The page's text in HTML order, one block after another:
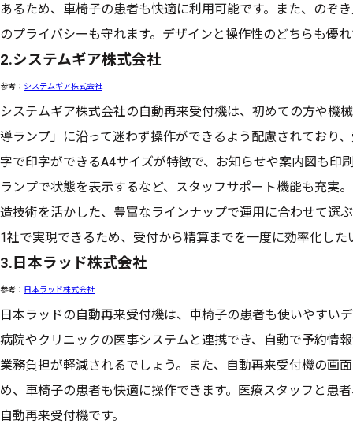
あるため、車椅子の患者も快適に利用可能です。また、のぞ
のプライバシーも守れます。デザインと操作性のどちらも優
2.システムギア株式会社
参考： システムギア株式会社
システムギア株式会社の自動再来受付機は、初めての方や機
導ランプ」に沿って迷わず操作ができるよう配慮されており
字で印字ができるA4サイズが特徴で、お知らせや案内図も印
ランプで状態を表示するなど、スタッフサポート機能も充実
造技術を活かした、豊富なラインナップで運用に合わせて選
1社で実現できるため、受付から精算までを一度に効率化した
3.日本ラッド株式会社
参考： 日本ラッド株式会社
日本ラッドの自動再来受付機は、車椅子の患者も使いやすい
病院やクリニックの医事システムと連携でき、自動で予約情
業務負担が軽減されるでしょう。また、自動再来受付機の画
め、車椅子の患者も快適に操作できます。医療スタッフと患
自動再来受付機です。